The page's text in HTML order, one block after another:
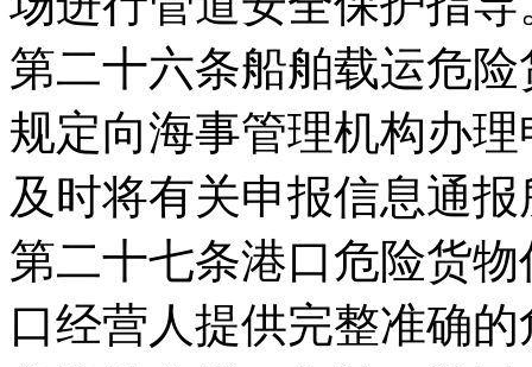
第二十六条船舶载运危
规定向海事管理机构办
及时将有关申报信息通
第二十七条港口危险货
口经营人提供完整准确